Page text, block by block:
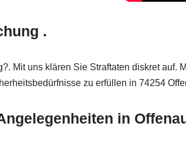
.
Mit uns klären Sie Straftaten diskret auf.
zu erfüllen in 74254
in